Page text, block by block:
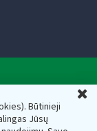
Būtinieji
Jūsų